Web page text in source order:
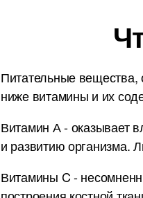
Питательные
ниже витамины и их
Витамин А - оказывает
и развитию организма.
Витамины C -